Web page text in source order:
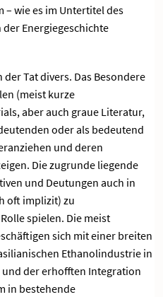
– wie es im Untertitel des
Energiegeschichte
Tat divers. Das Besondere
(meist kurze
aber auch graue Literatur,
oder als bedeutend
und deren
Die zugrunde liegende
und Deutungen auch in
oft implizit) zu
spielen. Die meist
sich mit einer breiten
Ethanolindustrie in
der erhofften Integration
in bestehende